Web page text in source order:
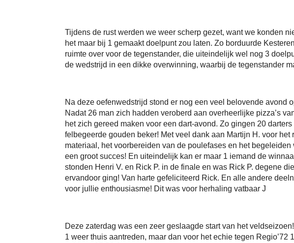
Tijdens de rust werden we weer scherp gezet, want we konden
het maar bij 1 gemaakt doelpunt zou laten. Zo borduurde
ruimte over voor de tegenstander, die uiteindelijk wel nog 3
de wedstrijd in een dikke overwinning, waarbij de tegenstander
Na deze oefenwedstrijd stond er nog een veel belovende avond
Nadat 26 man zich hadden veroberd aan overheerlijke pizza’s
het zich gereed maken voor een dart-avond. Zo gingen 20
felbegeerde gouden beker! Met veel dank aan Martijn H. voor
materiaal, het voorbereiden van de poulefases en het
een groot succes! En uiteindelijk kan er maar 1 iemand de
stonden Henri V. en Rick P. in de finale en was Rick P. degene
ervandoor ging! Van harte gefeliciteerd Rick. En alle andere
voor jullie enthousiasme! Dit was voor herhaling vatbaar J
Deze zaterdag was een zeer geslaagde start van het
1 weer thuis aantreden, maar dan voor het echie tegen Regio’72